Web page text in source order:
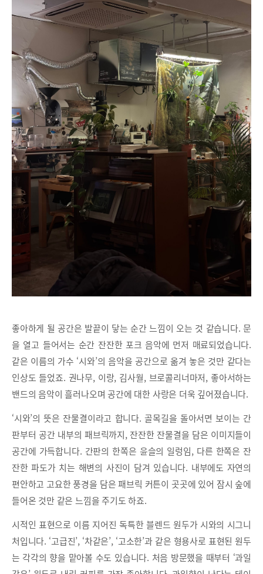
좋아하게 될 공간은 발끝이 닿는 순간 느낌이 오는 것 같습니다. 문
을 열고 들어서는 순간 잔잔한 포크 음악에 먼저 매료되었습니다.
같은 이름의 가수 ‘시와’의 음악을 공간으로 옮겨 놓은 것만 같다는
인상도 들었죠. 권나무, 이랑, 김사월, 브로콜리너마저, 좋아서하는
밴드의 음악이 흘러나오며 공간에 대한 사랑은 더욱 깊어졌습니다.
‘시와’의 뜻은 잔물결이라고 합니다. 골목길을 돌아서면 보이는 간
판부터 공간 내부의 패브릭까지, 잔잔한 잔물결을 담은 이미지들이
공간에 가득합니다. 간판의 한쪽은 윤슬의 일렁임, 다른 한쪽은 잔
잔한 파도가 치는 해변의 사진이 담겨 있습니다. 내부에도 자연의
편안하고 고요한 풍경을 담은 패브릭 커튼이 곳곳에 있어 잠시 숲에
들어온 것만 같은 느낌을 주기도 하죠.
시적인 표현으로 이름 지어진 독특한 블렌드 원두가 시와의 시그니
처입니다. ‘고급진’, ‘차같은’, ‘고소한’과 같은 형용사로 표현된 원두
는 각각의 향을 맡아볼 수도 있습니다. 처음 방문했을 때부터 ‘과일